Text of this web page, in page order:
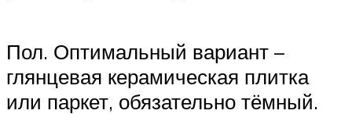
Пол. Оптимальный вариант –
глянцевая керамическая плитка
или паркет, обязательно тёмный.